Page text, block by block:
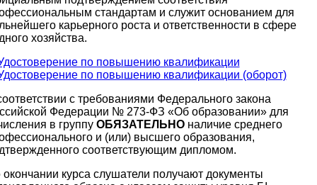
стандартам и служит основанием для
карьерного роста и ответственности в сфере
хозяйства.
с требованиями Федерального закона
Федерации № 273-ФЗ «Об образовании» для
в группу ОБЯЗАТЕЛЬНОналичие среднего
и (или) высшего образования,
соответствующим дипломом.
курса слушатели получают документы